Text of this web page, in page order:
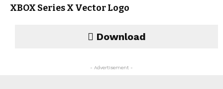
XBOX Series X Vector Logo
Download
- Advertisement -